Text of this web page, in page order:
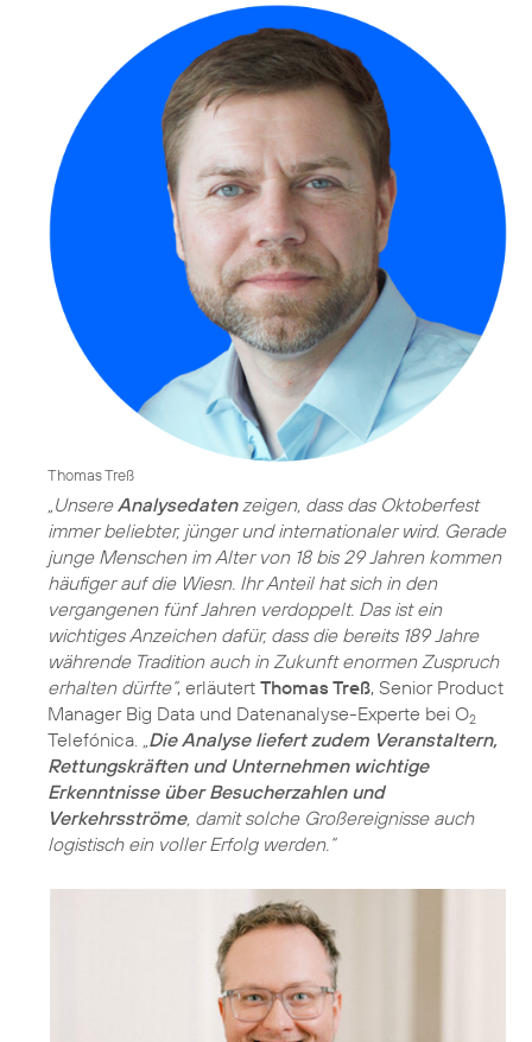
Thomas Treß
„UnsereAnalysedatenzeigen, dass das Oktoberfest
immer beliebter, jünger und internationaler wird. Gerade
junge Menschen im Alter von 18 bis 29 Jahren kommen
häufiger auf die Wiesn. Ihr Anteil hat sich in den
vergangenen fünf Jahren verdoppelt. Das ist ein
wichtiges Anzeichen dafür, dass die bereits 189 Jahre
währende Tradition auch in Zukunft enormen Zuspruch
erhalten dürfte“, erläutert Thomas Treß, Senior Product
Manager Big Data und Datenanalyse-Experte bei O2
Telefónica.
Die Analyse liefert zudem Veranstaltern,
Rettungskräften und Unternehmen wichtige
Erkenntnisse über Besucherzahlen und
Verkehrsströme, damit solche Großereignisse auch
logistisch ein voller Erfolg werden.“